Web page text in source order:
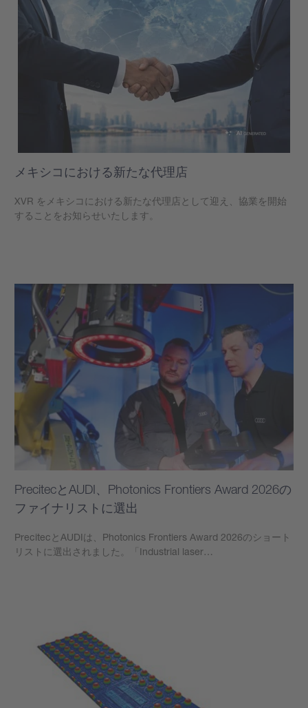
メキシコにおける新たな代理店
XVR をメキシコにおける新たな代理店として迎え、協業を開始
することをお知らせいたします。
PrecitecとAUDI、Photonics Frontiers Award 2026の
ファイナリストに選出
PrecitecとAUDIは、Photonics Frontiers Award 2026のショート
リストに選出されました。「Industrial laser…